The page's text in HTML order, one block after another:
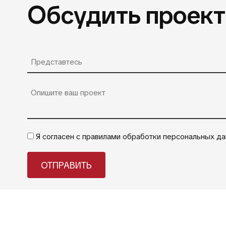
Обсудить проект
Я согласен с правилами обработки персональных